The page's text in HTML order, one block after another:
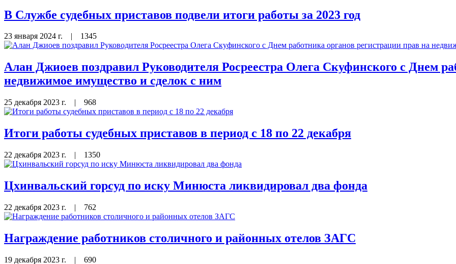
В Службе судебных приставов подвели итоги работы за 2023 год
23 января 2024 г. 1345
Алан Джиоев поздравил Руководителя Росреестра Олега Скуфинского с Днем
недвижимое имущество и сделок с ним
25 декабря 2023 г. | 968
Итоги работы судебных приставов в период с 18 по 22 декабря
22 декабря 2023 г. | 1350
Цхинвальский горсуд по иску Минюста ликвидировал два фонда
22 декабря 2023 г. | 762
Награждение работников столичного и районных отелов ЗАГС
19 декабря 2023 г. | 690